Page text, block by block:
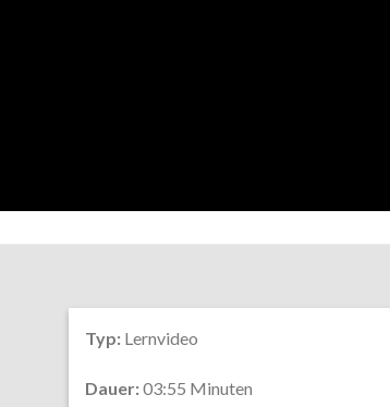
Typ: Lernvideo
Dauer:03:55 Minuten